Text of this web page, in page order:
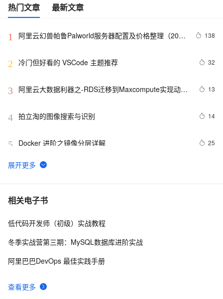
热门文章 最新文章
1
阿里云幻兽帕鲁Palworld服务器配置及价格整理（2024
138
2 冷门但好看的 VSCode 主题推荐 32
3
阿里云大数据利器之-RDS迁移到Maxcompute实现动态
13
4 拍立淘的图像搜索与识别 14
5 Docker 进阶之镜像分层详解 25
6 GET 请求和 POST 请求的安全性有何区别？
7 hdu 3015 Disharmony Trees
8 perl--CGI编程之Apache服务器安装配置
相关电子书
查看更多
低代码开发师（初级）实战教程
冬季实战营第三期：MySQL数据库进阶实战
阿里巴巴DevOps 最佳实践手册